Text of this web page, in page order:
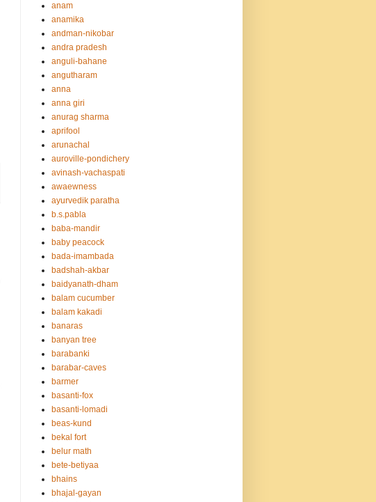
anam
anamika
andman-nikobar
andra pradesh
anguli-bahane
angutharam
anna
anna giri
anurag sharma
aprifool
arunachal
auroville-pondichery
avinash-vachaspati
awaewness
ayurvedik paratha
b.s.pabla
baba-mandir
baby peacock
bada-imambada
badshah-akbar
baidyanath-dham
balam cucumber
balam kakadi
banaras
banyan tree
barabanki
barabar-caves
barmer
basanti-fox
basanti-lomadi
beas-kund
bekal fort
belur math
bete-betiyaa
bhains
bhajal-gayan